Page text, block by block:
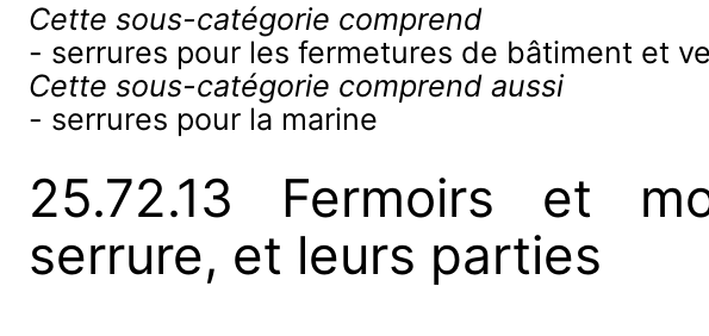
Cette sous-catégorie comprend
- serrures pour les fermetures de bâtiment et
Cette sous-catégorie comprend aussi
- serrures pour la marine
25.72.13 Fermoirs et
serrure, et leurs parties